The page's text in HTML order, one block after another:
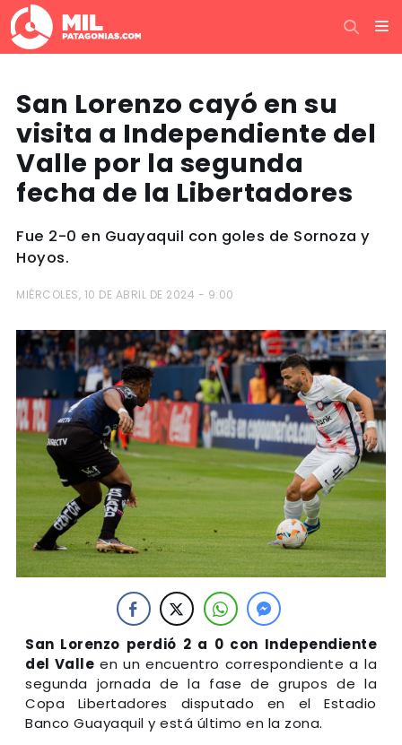
San Lorenzo cayó en su
visita a Independiente del
Valle por la segunda
fecha de la Libertadores
Fue 2-0 en Guayaquil con goles de Sornoza y
Hoyos.
MIÉRCOLES, 10 DE ABRIL DE 2024 - 9:00
San Lorenzo perdió 2 a 0 con Independiente
del Valle en un encuentro correspondiente a la
segunda jornada de la fase de grupos de la
Copa Libertadores disputado en el Estadio
Banco Guayaquil y está último en la zona.